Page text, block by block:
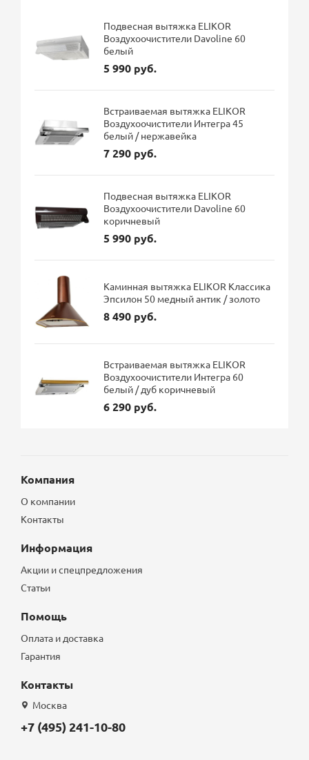
Подвесная вытяжка ELIKOR
Воздухоочистители Davoline 60
белый
5 990 руб.
Встраиваемая вытяжка ELIKOR
Воздухоочистители Интегра 45
белый / нержавейка
7 290 руб.
Подвесная вытяжка ELIKOR
Воздухоочистители Davoline 60
коричневый
5 990 руб.
Каминная вытяжка ELIKOR Классика
Эпсилон 50 медный антик / золото
8 490 руб.
Встраиваемая вытяжка ELIKOR
Воздухоочистители Интегра 60
белый / дуб коричневый
6 290 руб.
Компания
О компании
Контакты
Информация
Акции и спецпредложения
Статьи
Помощь
Оплата и доставка
Гарантия
Контакты
Москва
+7 (495) 241-10-80